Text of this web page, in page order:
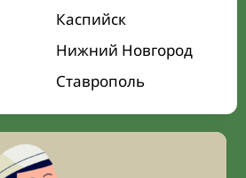
Каспийск
Нижний Новгород
Ставрополь